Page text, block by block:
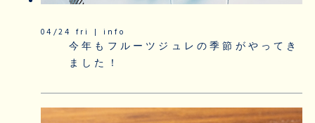
04/24 fri | info
今年もフルーツジュレの季節がやってき
ました！